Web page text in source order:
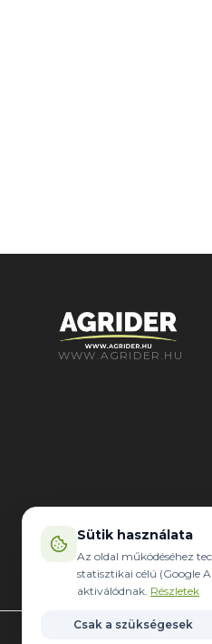
WWW.AGRIDER.HU
Sütik használata
Az oldal működéséhez
statisztikai célú (Google
aktiválódnak. Részletek
Csak a szükségesek